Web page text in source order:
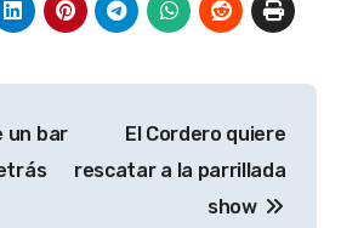
un bar
El Cordero quiere
rescatar a la parrillada
show